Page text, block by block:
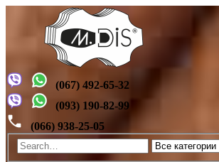
(067) 492-65-32
(093) 190-82-99
(066) 938-25-05